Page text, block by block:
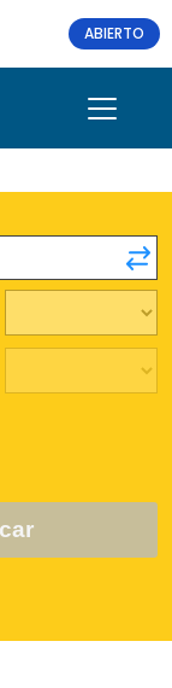
ABIERTO